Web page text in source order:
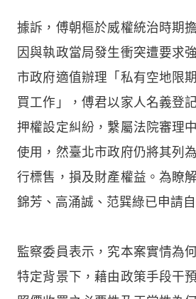
據訴，傅朝樞於威權統治時期
因與執政當局發生衝突遭要求
市政府適值辦理「私有空地限
買工作」，傅君以家人名義登
押權設定糾紛，繫屬法院審理
使用，然臺北市政府仍將其列
行標售，損及財產權益。為瞭
錦芳、高涌誠、范巽綠已申請
監察委員表示，究本案實情為
特定背景下，藉由政策手段干